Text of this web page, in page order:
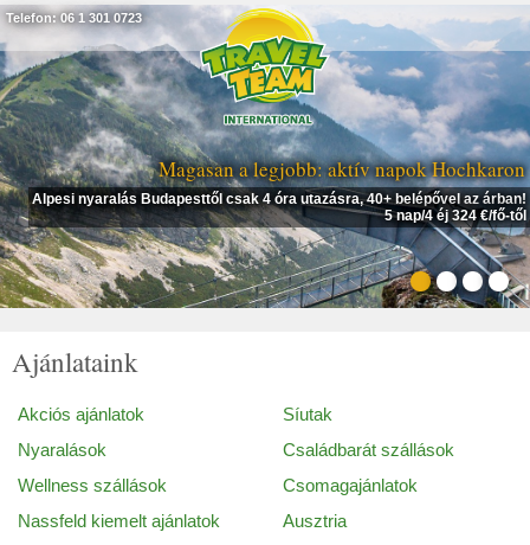
Magasan a legjobb: aktív napok Hochkaron
Alpesi nyaralás Budapesttől csak 4 óra utazásra, 40+ belépővel az árban!
5 nap/4 éj 324 €/fő-től
Telefon: 06 1 301 0723
Ajánlataink
Akciós ajánlatok
Síutak
Nyaralások
Családbarát szállások
Wellness szállások
Csomagajánlatok
Nassfeld kiemelt ajánlatok
Ausztria